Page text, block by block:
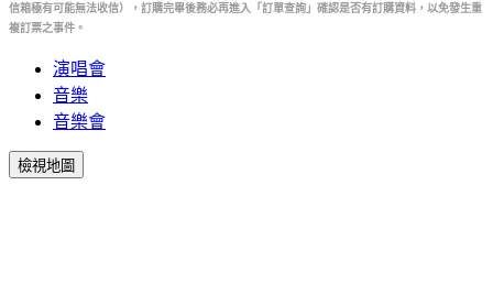
信箱極有可能無法收信），訂購完畢後務必再進入「訂單查詢」確認是否有訂購資料，以免發生重
複訂票之事件。
演唱會
音樂
音樂會
檢視地圖